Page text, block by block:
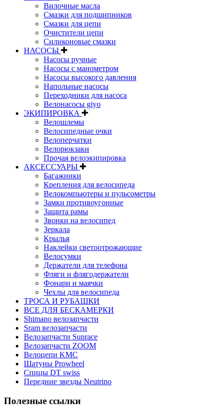
Вилочные масла
Смазки для подшипников
Смазки для цепи
Очистители цепи
Силиконовые смазки
НАСОСЫ
Насосы ручные
Насосы с манометром
Насосы высокого давления
Напольные насосы
Переходники для насоса
Велонасосы giyo
ЭКИПИРОВКА
Велошлемы
Велосипедные очки
Велоперчатки
Велорюкзаки
Прочая велоэкипировка
АКСЕССУАРЫ
Багажники
Крепления для велосипеда
Велокомпьютеры и пульсометры
Замки противоугонные
Защита рамы
Звонки на велосипед
Зеркала
Крылья
Наклейки светоотрожающие
Велосумки
Держатели для телефона
Фляги и флягодержатели
Фонари и маячки
Чехлы для велосипеда
ТРОСА И РУБАШКИ
ВСЕ ДЛЯ БЕСКАМЕРКИ
Shimano велозапчасти
Sram велозапчасти
Велозапчасти Sunrace
Велозапчасти ZOOM
Велоцепи KMC
Шатуны Prowheel
Спицы DT swiss
Передние звезды Neutrino
Полезные ссылки